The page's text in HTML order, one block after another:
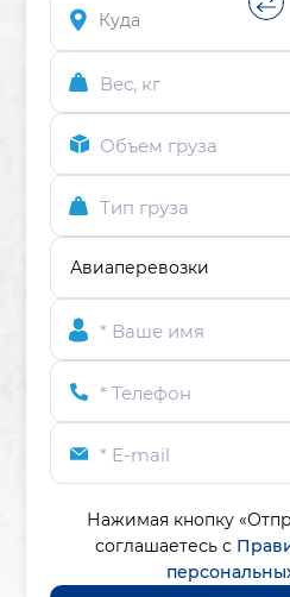
Вес, кг
Объем груза
Тип груза
* Ваше имя
* Телефон
* E-mail
Нажимая кнопку
соглашаетесь с